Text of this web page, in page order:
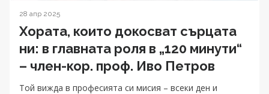
28 апр 2025
Хората, които докосват сърцата
ни: в главната роля в „120 минути“
– член-кор. проф. Иво Петров
Той вижда в професията си мисия – всеки ден и